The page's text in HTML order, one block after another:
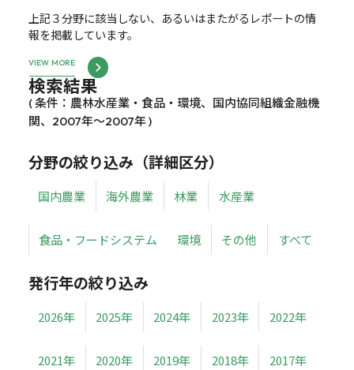
上記３分野に該当しない、あるいはまたがるレポートの情
報を掲載しています。
VIEW MORE
検索結果
( 条件：農林水産業・食品・環境、国内協同組織金融機
関、2007年～2007年 )
分野の絞り込み（詳細区分）
国内農業 海外農業 林業 水産業
食品・フードシステム 環境 その他 すべて
発行年の絞り込み
2026年 2025年 2024年 2023年 2022年
2021年 2020年 2019年 2018年 2017年